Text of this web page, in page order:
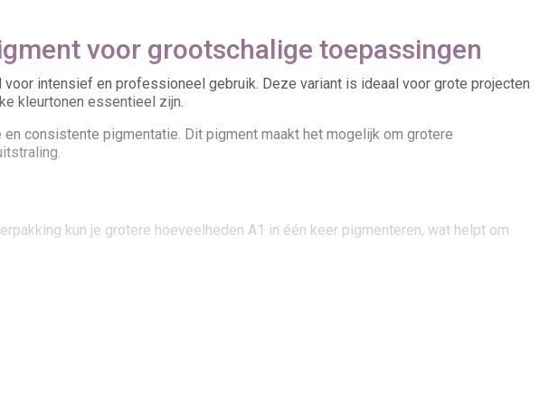
voor grootschalige toepassingen
intensief en professioneel gebruik. Deze variant is ideaal voor grote projecten
kleurtonen essentieel zijn.
consistente pigmentatie. Dit pigment maakt het mogelijk om grotere
kun je grotere hoeveelheden A1 in één keer pigmenteren, wat helpt om
je efficiënter bij seriematig gebruik. Dit is vooral belangrijk bij grotere objecten,
rol speelt.